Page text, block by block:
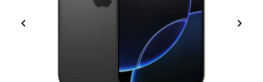
chevron_right
chevron_left